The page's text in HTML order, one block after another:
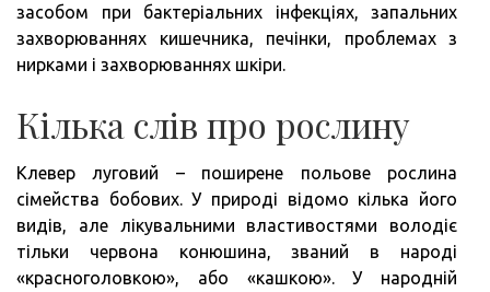
засобом при бактеріальних інфекціях, запальних
захворюваннях кишечника, печінки, проблемах з
нирками і захворюваннях шкіри.
Кілька слів про рослину
Клевер луговий – поширене польове рослина
сімейства бобових. У природі відомо кілька його
видів, але лікувальними властивостями володіє
тільки червона конюшина, званий в народі
«красноголовкою», або «кашкою». У народній